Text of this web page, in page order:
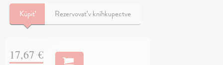
Kúpiť Rezervovať v kníhkupectve
17,67 €